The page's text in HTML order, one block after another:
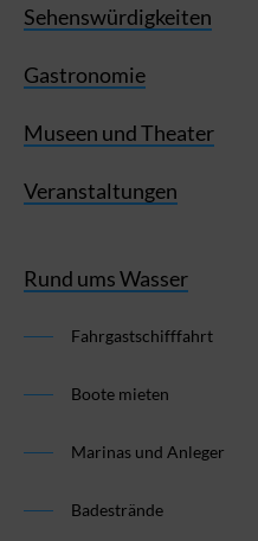
Sehenswürdigkeiten
Gastronomie
Museen und Theater
Veranstaltungen
Rund ums Wasser
Fahrgastschifffahrt
Boote mieten
Marinas und Anleger
Badestrände